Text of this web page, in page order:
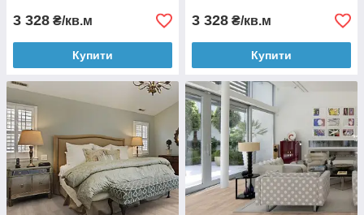
3 328 ₴/кв.м
Купити
3 328 ₴/кв.м
Купити